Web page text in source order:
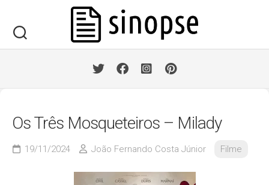
content
Os Três Mosqueteiros – Milady
19/11/2024 João Fernando Costa Júnior Filme